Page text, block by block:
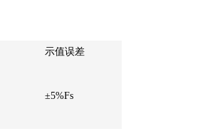
示值误差
±5%Fs